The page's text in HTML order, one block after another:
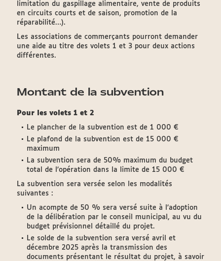
limitation du gaspillage alimentaire, vente de produits
en circuits courts et de saison, promotion de la
réparabilité…).
Les associations de commerçants pourront demander
une aide au titre des volets 1 et 3 pour deux actions
différentes.
Montant de la subvention
Pour les volets 1 et 2
Le plancher de la subvention est de 1 000 €
Le plafond de la subvention est de 15 000 €
maximum
La subvention sera de 50% maximum du budget
total de l’opération dans la limite de 15 000 €
La subvention sera versée selon les modalités
suivantes :
Un acompte de 50 % sera versé suite à l’adoption
de la délibération par le conseil municipal, au vu du
budget prévisionnel détaillé du projet.
Le solde de la subvention sera versé avril et
décembre 2025 après la transmission des
documents présentant le résultat du projet, à savoir